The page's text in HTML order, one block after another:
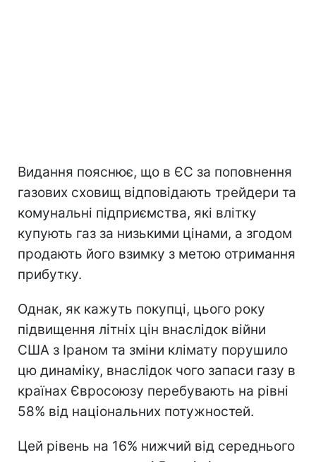
Видання пояснює, що в ЄС за поповнення
газових сховищ відповідають трейдери та
комунальні підприємства, які влітку
купують газ за низькими цінами, а згодом
продають його взимку з метою отримання
прибутку.
Однак, як кажуть покупці, цього року
підвищення літніх цін внаслідок війни
США з Іраном та зміни клімату порушило
цю динаміку, внаслідок чого запаси газу в
країнах Євросоюзу перебувають на рівні
58% від національних потужностей.
Цей рівень на 16% нижчий від середнього